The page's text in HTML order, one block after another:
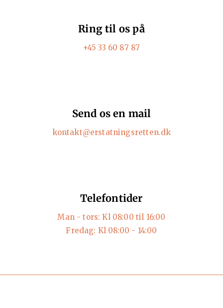
Ring til os på
+45 33 60 87 87
Send os en mail
kontakt@erstatningsretten.dk
Telefontider
Man - tors: Kl 08:00 til 16:00
Fredag: Kl 08:00 - 14:00